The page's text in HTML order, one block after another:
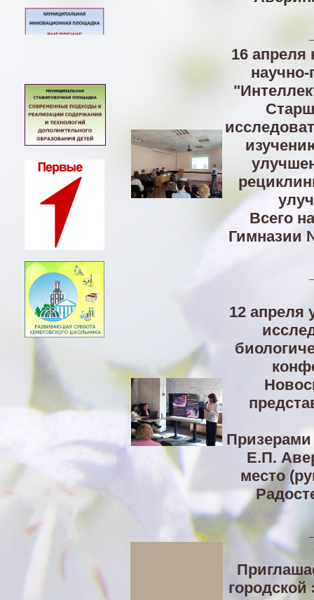
16 апреля
Всего
Гимназии
12 апреля
Е.П.
место